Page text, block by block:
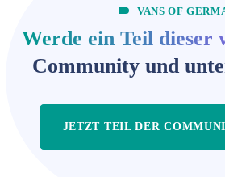
VANS OF
Werde ein Teil dieser
Community und
JETZT TEIL DER